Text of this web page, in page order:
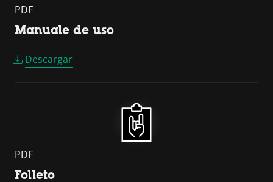
PDF
Manuale de uso
Descargar
PDF
Folleto